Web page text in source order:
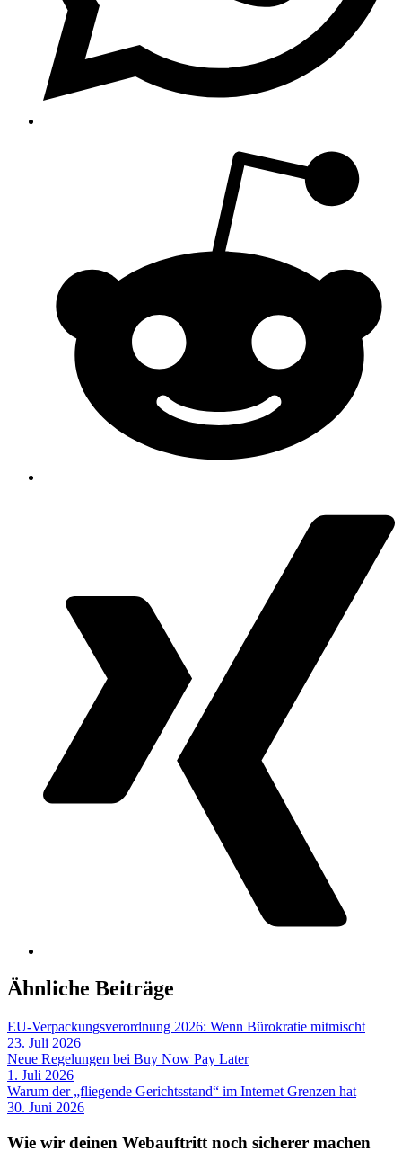
Ähnliche Beiträge
EU-Verpackungsverordnung 2026: Wenn Bürokratie mitmischt
23. Juli 2026
Neue Regelungen bei Buy Now Pay Later
1. Juli 2026
Warum der „fliegende Gerichtsstand“ im Internet Grenzen hat
30. Juni 2026
Wie wir deinen Webauftritt noch sicherer machen